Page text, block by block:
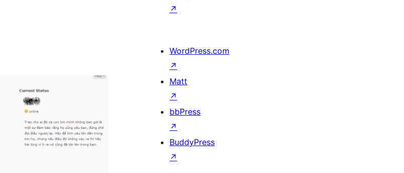
↗
WordPress.com
↗
Matt
↗
bbPress
↗
BuddyPress
↗